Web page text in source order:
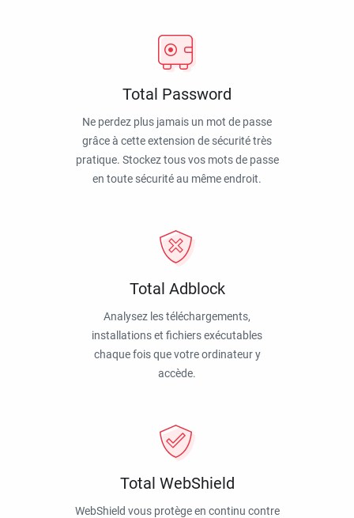
Total Password
Ne perdez plus jamais un mot de passe
grâce à cette extension de sécurité très
pratique. Stockez tous vos mots de passe
en toute sécurité au même endroit.
Total Adblock
Analysez les téléchargements,
installations et fichiers exécutables
chaque fois que votre ordinateur y
accède.
Total WebShield
WebShield vous protège en continu contre